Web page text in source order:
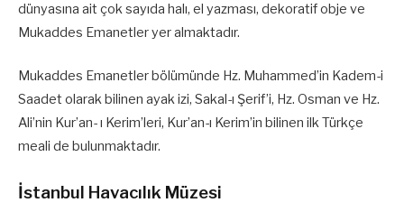
dünyasına ait çok sayıda halı, el yazması, dekoratif obje ve
Mukaddes Emanetler yer almaktadır.
Mukaddes Emanetler bölümünde Hz. Muhammed’in Kadem-i
Saadet olarak bilinen ayak izi, Sakal-ı Şerif’i, Hz. Osman ve Hz.
Ali’nin Kur’an- ı Kerim’leri, Kur’an-ı Kerim’in bilinen ilk Türkçe
meali de bulunmaktadır.
İstanbul Havacılık Müzesi